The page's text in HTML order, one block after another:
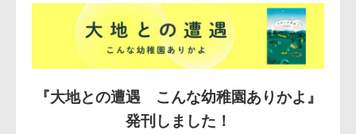
『大地との遭遇 こんな幼稚園ありかよ』
発刊しました！